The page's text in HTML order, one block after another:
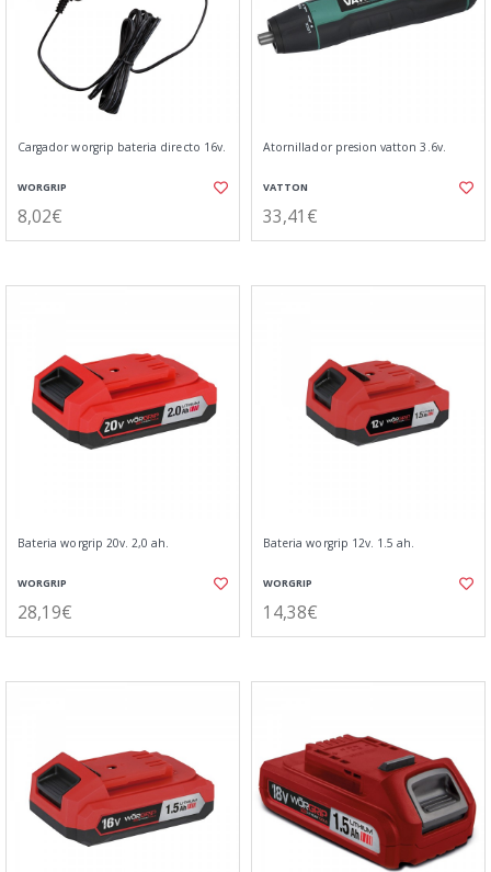
Cargador worgrip bateria directo 16v.
WORGRIP
8,02€
Atornillador presion vatton 3.6v.
VATTON
33,41€
Bateria worgrip 20v. 2,0 ah.
WORGRIP
28,19€
Bateria worgrip 12v. 1.5 ah.
WORGRIP
14,38€